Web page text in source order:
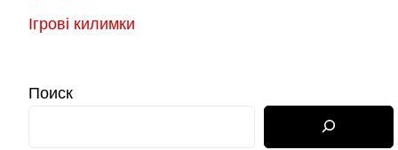
Ігрові килимки
Поиск